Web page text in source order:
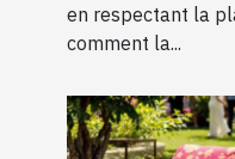
en respectant la
comment la...